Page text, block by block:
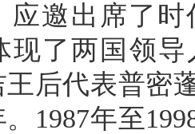
应邀出席了
现了两国领
后代表普密
1987年至